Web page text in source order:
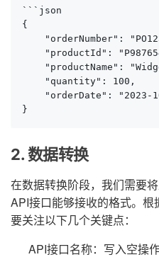
```json
{
"orderNumber":
"productId":
"productName":
    "quantity": 100,
"orderDate": "2023-
}
2. 数据转换
在数据转换阶段，我们需要
API接口能够接收的格式。
要关注以下几个关键点：
API接口名称：写入空操